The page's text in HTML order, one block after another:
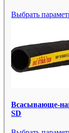
Выбрать
Всасывающе-
SD